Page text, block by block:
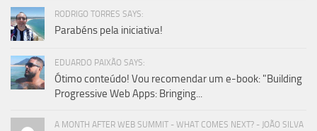
RODRIGO TORRES SAYS:
Parabéns pela iniciativa!
EDUARDO PAIXÃO SAYS:
Ótimo conteúdo! Vou recomendar um e-book: "Building
Progressive Web Apps: Bringing...
A MONTH AFTER WEB SUMMIT - WHAT COMES NEXT? - JOÃO SILVA